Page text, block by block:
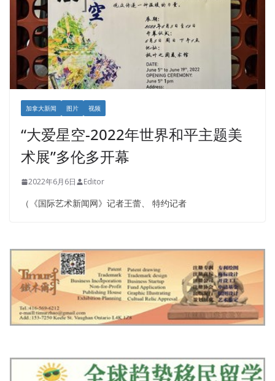
加拿大新闻 图片 视频
“大爱星空-2022年世界和平主题美
术展”多伦多开幕
2022年6月6日 Editor
（《国际艺术新闻网》记者王蕾、 特约记者